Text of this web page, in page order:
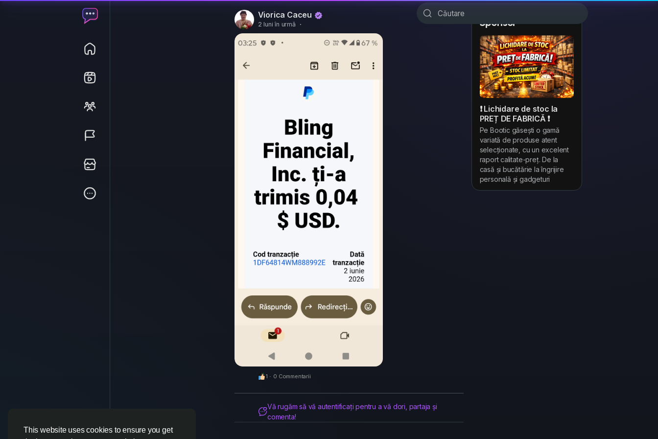
This website uses cookies to ensure you get
Viorica Caceu
2 luni în urmă ·
1 · 0 Commentarii
Vă rugăm să vă autentificați pentru a vă dori, partaja și
comenta!
Sponsor
❗ Lichidare de stoc la
PREȚ DE FABRICĂ ❗
Pe Bootic găsești o gamă
variată de produse atent
selecționate, cu un excelent
raport calitate-preț. De la
casă și bucătărie la îngrijire
personală și gadgeturi